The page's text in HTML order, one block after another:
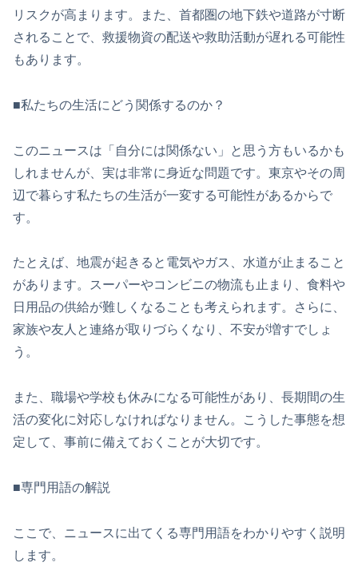
リスクが高まります。また、首都圏の地下鉄や道路が寸断
されることで、救援物資の配送や救助活動が遅れる可能性
もあります。
■私たちの生活にどう関係するのか？
このニュースは「自分には関係ない」と思う方もいるかも
しれませんが、実は非常に身近な問題です。東京やその周
辺で暮らす私たちの生活が一変する可能性があるからで
す。
たとえば、地震が起きると電気やガス、水道が止まること
があります。スーパーやコンビニの物流も止まり、食料や
日用品の供給が難しくなることも考えられます。さらに、
家族や友人と連絡が取りづらくなり、不安が増すでしょ
う。
また、職場や学校も休みになる可能性があり、長期間の生
活の変化に対応しなければなりません。こうした事態を想
定して、事前に備えておくことが大切です。
■専門用語の解説
ここで、ニュースに出てくる専門用語をわかりやすく説明
します。